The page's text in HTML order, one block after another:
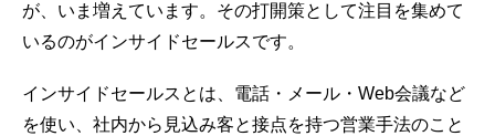
が、いま増えています。その打開策として注目を集めて
いるのがインサイドセールスです。
インサイドセールスとは、電話・メール・Web会議など
を使い、社内から見込み客と接点を持つ営業手法のこと